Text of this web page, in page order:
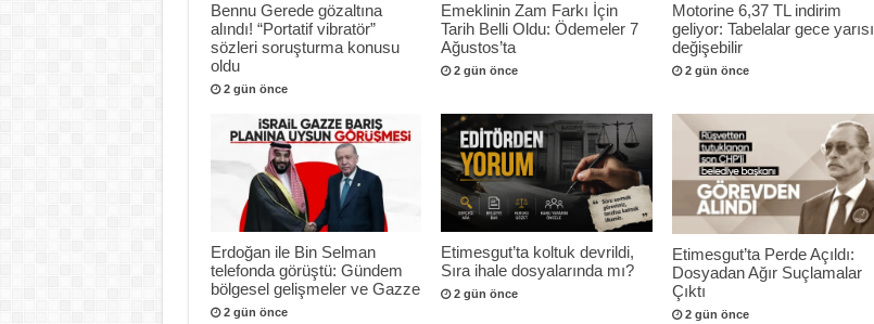
Bennu Gerede gözaltına
alındı! “Portatif vibratör”
sözleri soruşturma konusu
oldu
2 gün önce
Emeklinin Zam Farkı İçin
Tarih Belli Oldu: Ödemeler 7
Ağustos’ta
2 gün önce
Motorine 6,37 TL indirim
geliyor: Tabelalar gece yarısı
değişebilir
2 gün önce
Erdoğan ile Bin Selman
telefonda görüştü: Gündem
bölgesel gelişmeler ve Gazze
2 gün önce
Etimesgut’ta koltuk devrildi,
Sıra ihale dosyalarında mı?
2 gün önce
Etimesgut’ta Perde Açıldı:
Dosyadan Ağır Suçlamalar
Çıktı
2 gün önce